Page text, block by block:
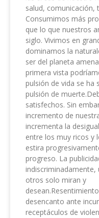
salud, comunicación,
Consumimos más
que lo que nuestros
siglo. Vivimos en
dominamos la
ser del planeta
primera vista
pulsión de vida se ha
pulsión de
satisfechos. Sin
incremento de
incrementa la
entre los muy ricos y
estira
progreso. La
indiscriminadamente,
otros solo miran y
desencanto ante
receptáculos de